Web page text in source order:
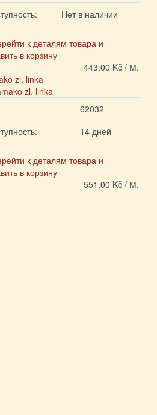
Нет в наличии
443,00 Kč / М.
zl. linka
62032
14 дней
551,00 Kč / М.